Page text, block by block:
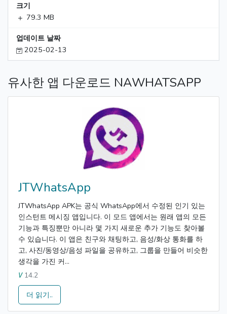
크기
79.3 MB
업데이트 날짜
2025-02-13
유사한 앱 다운로드 NAWHATSAPP
JTWhatsApp
JTWhatsApp APK는 공식 WhatsApp에서 수정된 인기 있는
인스턴트 메시징 앱입니다. 이 모드 앱에서는 원래 앱의 모든
기능과 특징뿐만 아니라 몇 가지 새로운 추가 기능도 찾아볼
수 있습니다. 이 앱은 친구와 채팅하고, 음성/화상 통화를 하
고, 사진/동영상/음성 파일을 공유하고, 그룹을 만들어 비슷한
생각을 가진 커...
V14.2
더 읽기..